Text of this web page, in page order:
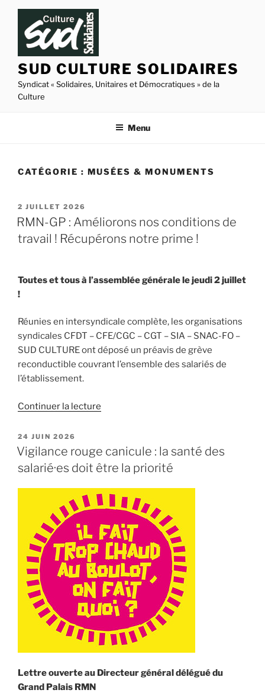
Aller
contenu
principal
SUD CULTURE SOLIDAIRES
Syndicat « Solidaires, Unitaires et Démocratiques » de la
Culture
Menu
CATÉGORIE : MUSÉES & MONUMENTS
PUBLIÉ
LE
2 JUILLET 2026
RMN-GP : Améliorons nos conditions de
travail ! Récupérons notre prime !
Toutes et tous à l’assemblée générale le jeudi 2 juillet
!
Réunies en intersyndicale complète, les organisations
syndicales CFDT – CFE/CGC – CGT – SIA – SNAC-FO –
SUD CULTURE ont déposé un préavis de grève
reconductible couvrant l’ensemble des salariés de
l’établissement.
Continuer la lecture
:
Améliorons
conditions
de
travail
!
Récupérons
notre
prime
! »
PUBLIÉ
LE
24 JUIN 2026
Vigilance rouge canicule : la santé des
salarié·es doit être la priorité
Lettre ouverte au Directeur général délégué du
Grand Palais RMN